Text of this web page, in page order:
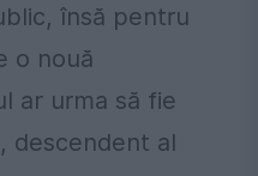
însă pentru
o nouă
ar urma să fie
descendent al